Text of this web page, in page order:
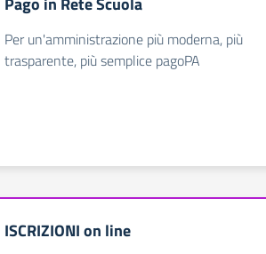
Per un'amministrazione più moderna, più
trasparente, più semplice pagoPA
ISCRIZIONI on line